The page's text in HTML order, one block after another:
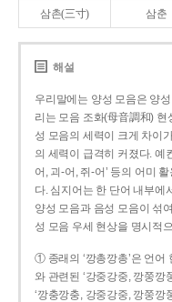
삼촌(三寸) 삼춘
해설
우리말에는 양성 모음은 양
리는 모음 조화(母音調和)
성 모음의 세력이 크게 차이
의 세력이 급격히 커졌다. 예
어, 괴-어, 쥐-어’ 등의 어미
다. 심지어는 한 단어 내부에
양성 모음과 음성 모음이 섞
성 모음 우세 현상을 명시적
① 종래의 ‘깡총깡총’은 언어
와 관련된 ‘강중강중, 깡쭝깡
‘깡충깡충, 강중강중, 깡쭝깡